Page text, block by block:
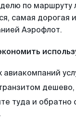
по маршруту
самая дорогая
Аэрофлот.
авиакомпаний
дешево,
туда и